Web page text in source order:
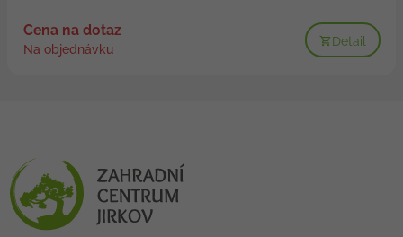
Cena na dotaz
Na objednávku
Detail